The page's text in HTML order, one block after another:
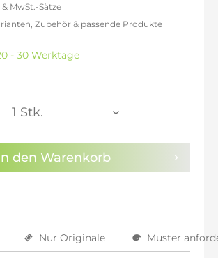
dieDatenschutzbestimmungenzur
MwSt.-Sätze
1.657,14 €
1.728,57 €
1.742,86 €
Zubehör & passende Produkte
- 30 Werktage
den Warenkorb
Nur Originale Muster